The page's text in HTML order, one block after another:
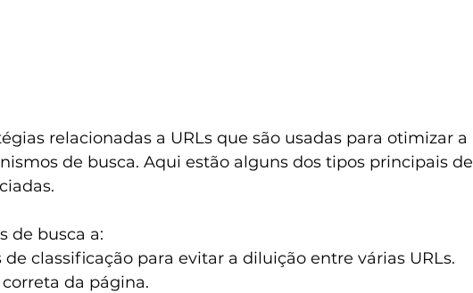
relacionadas a URLs que são usadas para otimizar a
de busca. Aqui estão alguns dos tipos principais de
de busca a:
de classificação para evitar a diluição entre várias URLs.
da página.